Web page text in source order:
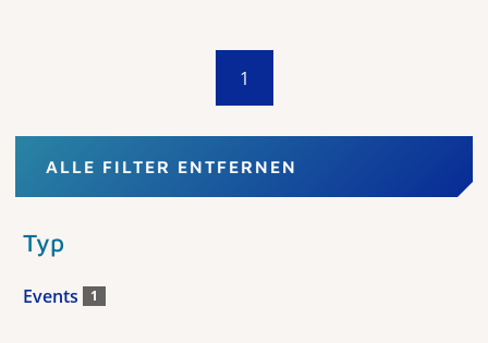
1
ALLE FILTER ENTFERNEN
Typ
Events 1